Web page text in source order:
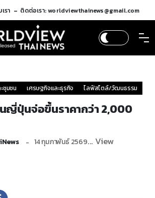
รา ติดต่อเรา: worldviewthainews@gmail.com
ชุมชน เศรษฐกิจและธุรกิจ ไลฟ์สไตล์/วัฒนธรรม
นญี่ปุ่นจ่อขึ้นราคากว่า 2,000
14 กุมภาพันธ์ 2569... View